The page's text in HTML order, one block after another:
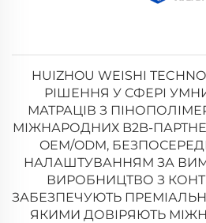
HUIZHOU WEISHI
РІШЕННЯ У СФЕРІ
МАТРАЦІВ З
МІЖНАРОДНИХ B2B-
OEM/ODM,
НАЛАШТУВАННЯМ ЗА
ВИРОБНИЦТВО З
ЗАБЕЗПЕЧУЮТЬ
ЯКИМИ ДОВІРЯЮТЬ